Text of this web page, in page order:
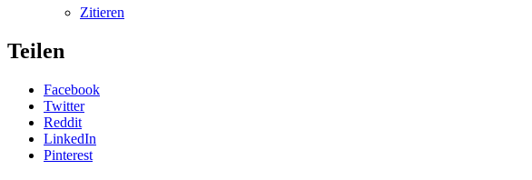
Zitieren
Teilen
Facebook
Twitter
Reddit
LinkedIn
Pinterest